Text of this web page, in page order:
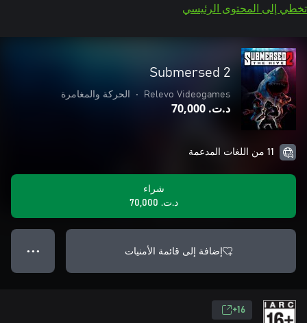
تخطي إلى المحتوى الرئيسي
Submersed 2
Relevo Videogames
• الحركة والمغامرة
د.ت.‏ 70,000
11 من اللغات المدعمة
شراء
د.ت.‏ 70,000
إضافة إلى قائمة الأمنيات ● ● ●
16+